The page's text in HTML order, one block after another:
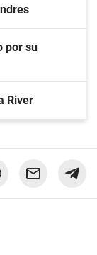
por su
River